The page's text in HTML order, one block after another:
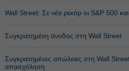
Wall Street: Σε νέα ρεκόρ οι S&P 500
Συγκρατημένη άνοδος στη Wall Street
Συγκρατημένες απώλειες στη Wall
απασχόληση